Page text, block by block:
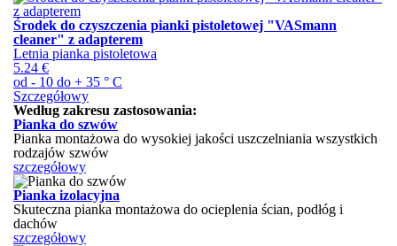
Środek do czyszczenia pianki pistoletowej "VASmann
cleaner" z adapterem
Letnia pianka pistoletowa
5.24 €
od - 10 do + 35 ° C
Szczegółowy
Według zakresu zastosowania:
Pianka do szwów
Pianka montażowa do wysokiej jakości uszczelniania wszystkich
rodzajów szwów
szczegółowy
Pianka izolacyjna
Skuteczna pianka montażowa do ocieplenia ścian, podłóg i
dachów
szczegółowy